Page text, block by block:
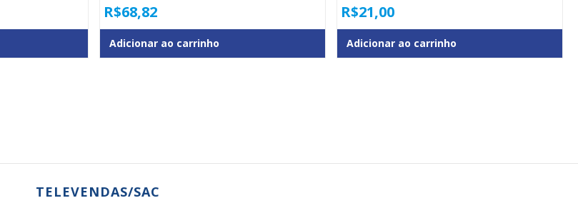
R$68,82
Adicionar ao carrinho
R$21,00
Adicionar ao carrinho
TELEVENDAS/SAC